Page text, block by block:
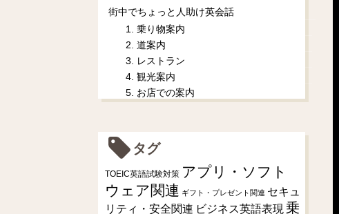
街中でちょっと人助け英会話
1. 乗り物案内
2. 道案内
3. レストラン
4. 観光案内
5. お店での案内
タグ
TOEIC英語試験対策 アプリ・ソフト
ウェア関連 ギフト・プレゼント関連 セキュ
リティ・安全関連 ビジネス英語表現 乗